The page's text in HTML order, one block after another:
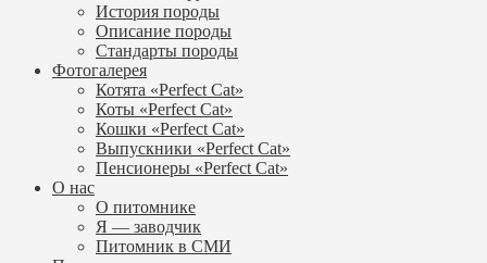
История породы
Описание породы
Стандарты породы
Фотогалерея
Котята «Perfect Cat»
Коты «Perfect Cat»
Кошки «Perfect Cat»
Выпускники «Perfect Cat»
Пенсионеры «Perfect Cat»
О нас
О питомнике
Я — заводчик
Питомник в СМИ